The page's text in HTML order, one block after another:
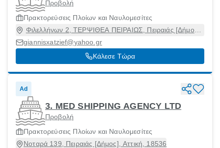
Προβολή
Πρακτορεύσεις Πλοίων και Ναυλομεσίτες
Φιλελλήνων 2, ΤΕΡΨΙΘΕΑ ΠΕΙΡΑΙΩΣ, Πειραιάς [Δήμος],
Αττική, 18536
giannisxatzief@yahoo.gr
Κάλεσε Τώρα
Ad
3. MED SHIPPING AGENCY LTD
Προβολή
Πρακτορεύσεις Πλοίων και Ναυλομεσίτες
Νοταρά 139, Πειραιάς [Δήμος], Αττική, 18536